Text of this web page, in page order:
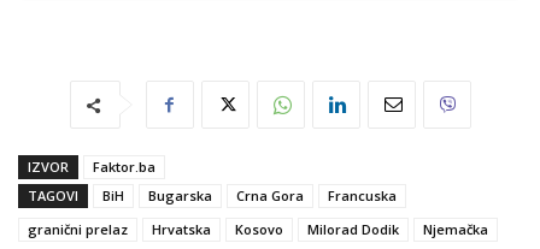
IZVOR
Faktor.ba
TAGOVI
BiH Bugarska Crna Gora
Francuska
granični prelaz
Hrvatska Kosovo Milorad Dodik
Njemačka